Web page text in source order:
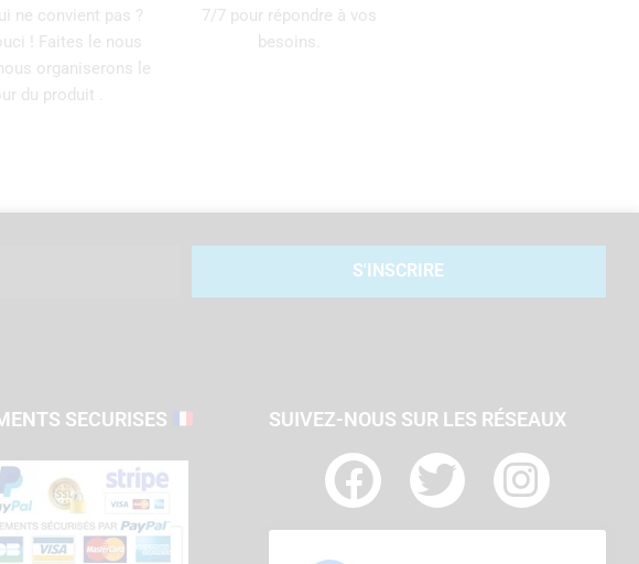
ne convient pas ?
! Faites le nous
organiserons le
du produit .
7/7 pour répondre à vos
besoins.
S'INSCRIRE
SECURISES SUIVEZ-NOUS SUR LES RÉSEAUX
F
a
T
w
I
n